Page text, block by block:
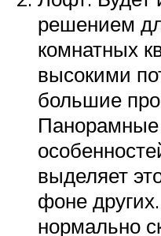
решением
комнатных
высокими
большие
выделяет
фоне
нормально